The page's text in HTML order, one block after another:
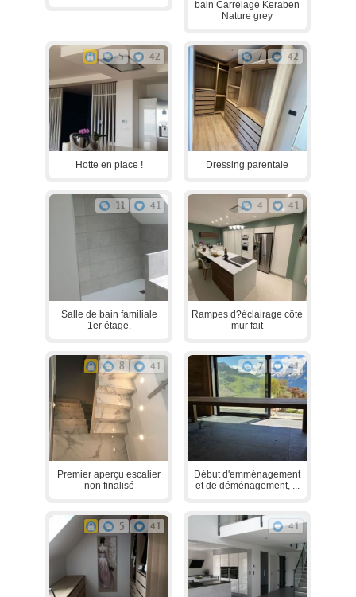
bain Carrelage Keraben
Nature grey
5 42
Hotte en place !
7 42
Dressing parentale
11 41
Salle de bain familiale
1er étage.
4 41
Rampes d?éclairage côté
mur fait
8 41
Premier aperçu escalier
non finalisé
7 41
Début d'emménagement
et de déménagement, ...
5 41 41